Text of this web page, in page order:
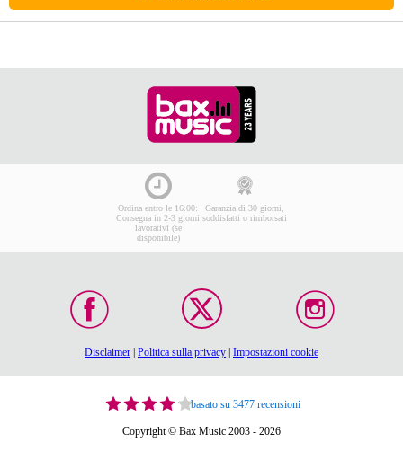
Ordina entro le 16:00:
Consegna in 2-3 giorni
lavorativi (se
disponibile)
Garanzia di 30 giorni,
soddisfatti o rimborsati
Disclaimer Politica sulla privacy Impostazioni cookie
basato su 3477 recensioni
Copyright © Bax Music 2003 - 2026